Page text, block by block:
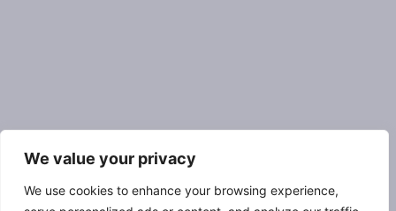
We value your privacy
We use cookies to enhance your browsing experience,